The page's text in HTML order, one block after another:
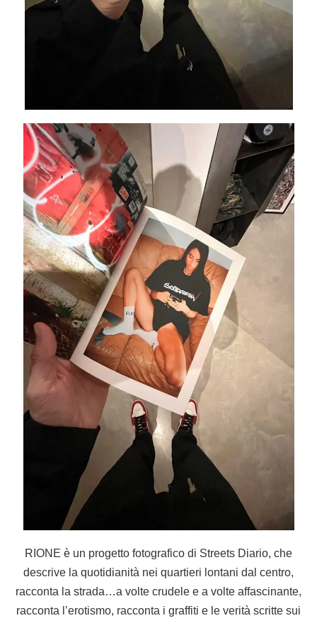
RIONE è un progetto fotografico di Streets Diario, che
descrive la quotidianità nei quartieri lontani dal centro,
racconta la strada…a volte crudele e a volte affascinante,
racconta l’erotismo, racconta i graffiti e le verità scritte sui